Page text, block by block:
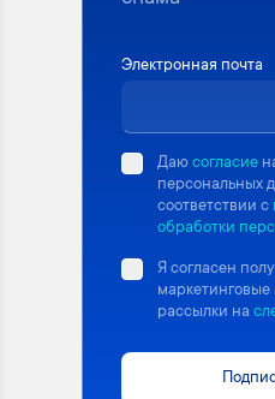
Электронная почта
Даюсогласие
персональных
соответствии с
обработки
Я согласен
рассылки на